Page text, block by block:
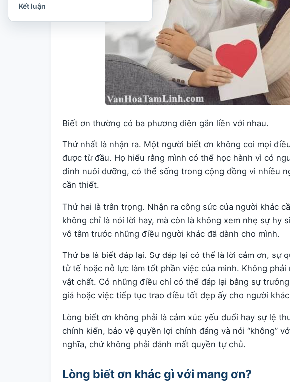
Biết ơn thường có ba phương diện gắn liền với nhau.
Thứ nhất là nhận ra. Một người biết ơn không coi mọi
được từ đầu. Họ hiểu rằng mình có thể học hành vì có
đình nuôi dưỡng, có thể sống trong cộng đồng vì nhiều
cần thiết.
Thứ hai là trân trọng. Nhận ra công sức của người khác
không chỉ là nói lời hay, mà còn là không xem nhẹ sự hy
vô tâm trước những điều người khác đã dành cho mình.
Thứ ba là biết đáp lại. Sự đáp lại có thể là lời cảm ơn, sự
tử tế hoặc nỗ lực làm tốt phần việc của mình. Không
vật chất. Có những điều chỉ có thể đáp lại bằng sự
giá hoặc việc tiếp tục trao điều tốt đẹp ấy cho người
Lòng biết ơn không phải là cảm xúc yếu đuối hay sự lệ
chính kiến, bảo vệ quyền lợi chính đáng và nói “không”
nghĩa, chứ không phải đánh mất quyền tự chủ.
Lòng biết ơn khác gì với mang ơn?
Kết luận